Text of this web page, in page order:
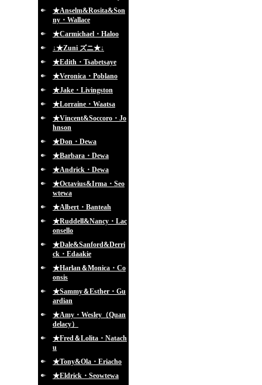
★Anselm&Rosita&Son
ny・Wallace
★Carmichael・Haloo
↓★Zuni ズニ★↓
★Edith・Tsabetsaye
★Veronica・Poblano
★Jake・Livingston
★Lorraine・Waatsa
★Vincent&Soccoro・Jo
hnson
★Don・Dewa
★Barbara・Dewa
★Andrick・Dewa
★Octavius&Irma・Seo
wtewa
★Albert・Banteah
★Ruddell&Nancy・Lac
onsello
★Dale&Sanford&Derri
ck・Edaakie
★Harlan＆Monica・Co
onsis
★Sammy＆Esther・Gu
ardian
★Amy・Wesley（Quan
delacy）
★Fred＆Lolita・Natach
u
★Tony&Ola・Eriacho
★Eldrick・Seowtewa